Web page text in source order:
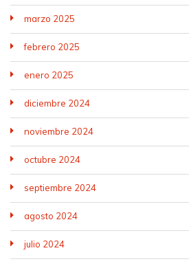
marzo 2025
febrero 2025
enero 2025
diciembre 2024
noviembre 2024
octubre 2024
septiembre 2024
agosto 2024
julio 2024